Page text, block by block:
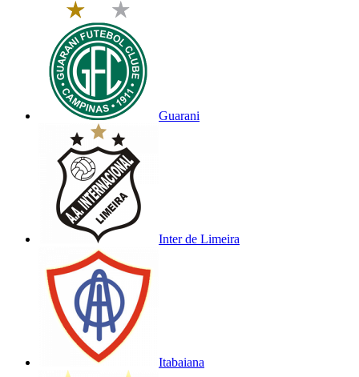
Guarani
Inter de Limeira
Itabaiana